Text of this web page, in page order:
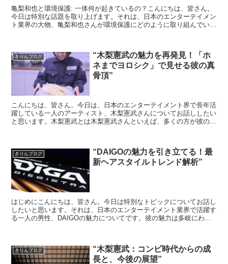
亀梨和也と環境保護: 一体何が起きているの？こんにちは、皆さん。
今日は特別な話題を取り上げます。それは、日本のエンターテイメン
ト業界の大物、亀梨和也さんが環境保護にどのように取り組んでいる
きりんブログ
“木梨憲武の魅力を再発見！「ホ
ネまでヨロシク」で見せる彼の真
骨頂”
こんにちは、皆さん。今日は、日本のエンターテイメント界で長年活
躍している一人のアーティスト、木梨憲武さんについてお話ししたい
と思います。木梨憲武とは木梨憲武さんといえば、多くの方が彼の名
きりんブログ
“DAIGOの魅力を引き立てる！最
新ヘアスタイルトレンド解析”
はじめにこんにちは、皆さん。今日は特別なトピックについてお話し
したいと思います。それは、日本のエンターテイメント業界で活躍す
る一人の男性、DAIGOの魅力についてです。彼の魅力は多岐にわた
きりんブログ
“木梨憲武：コンビ時代からの成
長と、今後の展望”